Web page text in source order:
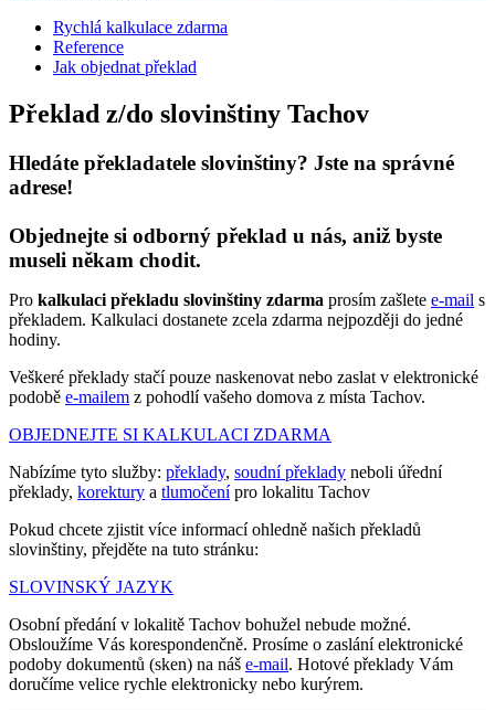
Rychlá kalkulace zdarma
Reference
Jak objednat překlad
Překlad z/do slovinštiny Tachov
Hledáte překladatele slovinštiny? Jste na správné
adrese!
Objednejte si odborný překlad u nás, aniž byste
museli někam chodit.
Pro kalkulaci překladu slovinštiny zdarma prosím zašlete e-mail s
překladem. Kalkulaci dostanete zcela zdarma nejpozději do jedné
hodiny.
Veškeré překlady stačí pouze naskenovat nebo zaslat v elektronické
podobě e-mailem z pohodlí vašeho domova z místa Tachov.
OBJEDNEJTE SI KALKULACI ZDARMA
Nabízíme tyto služby: překlady, soudní překlady neboli úřední
překlady, korektury a tlumočenípro lokalitu Tachov
Pokud chcete zjistit více informací ohledně našich překladů
slovinštiny, přejděte na tuto stránku:
SLOVINSKÝ JAZYK
Osobní předání v lokalitě Tachov bohužel nebude možné.
Obsloužíme Vás korespondenčně. Prosíme o zaslání elektronické
podoby dokumentů (sken) na náš e-mail. Hotové překlady Vám
doručíme velice rychle elektronicky nebo kurýrem.